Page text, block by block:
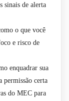
sinais de alerta
o que você
e risco de
enquadrar sua
permissão certa
do MEC para